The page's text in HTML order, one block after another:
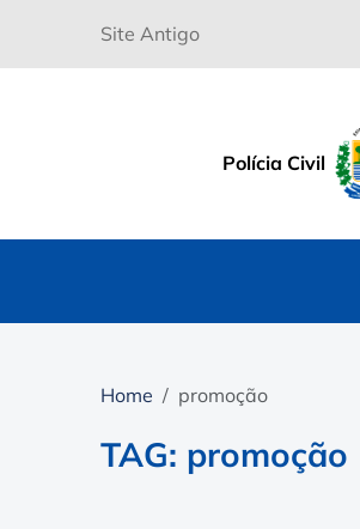
Site Antigo
Polícia Civil
Home promoção
TAG: promoção